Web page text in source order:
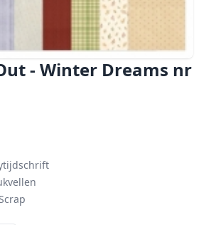
- Winter Dreams nr